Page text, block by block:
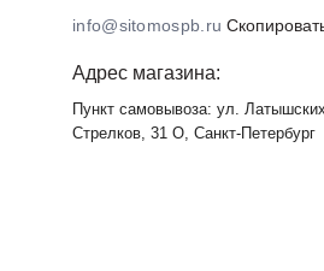
info@sitomospb.ru
Адрес магазина:
Пункт самовывоза: ул. Латышских
Стрелков, 31 О, Санкт-Петербург